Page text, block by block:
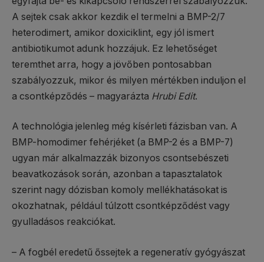
A sejtek csak akkor kezdik el termelni a BMP-2/7
heterodimert, amikor doxiciklint, egy jól ismert
antibiotikumot adunk hozzájuk. Ez lehetőséget
teremthet arra, hogy a jövőben pontosabban
szabályozzuk, mikor és milyen mértékben induljon el
a csontképződés – magyarázta Hrubi Edit.
A technológia jelenleg még kísérleti fázisban van. A
BMP-homodimer fehérjéket (a BMP-2 és a BMP-7)
ugyan már alkalmazzák bizonyos csontsebészeti
beavatkozások során, azonban a tapasztalatok
szerint nagy dózisban komoly mellékhatásokat is
okozhatnak, például túlzott csontképződést vagy
gyulladásos reakciókat.
– A fogbél eredetű őssejtek a regeneratív gyógyászat